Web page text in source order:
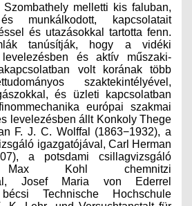
melletti kis faluban,
munkálkodott, kapcsolatait
és utazásokkal tartotta fenn.
tanúsítják, hogy a vidéki
és aktív műszaki-
volt korának több
szaktekintélyével,
és üzleti kapcsolatban
európai szakmai
levelezésben állt Konkoly Thege
F. J. C. Wolffal (1863−1932), a
igazgatójával, Carl Herman
a potsdami csillagvizsgáló
Max Kohl chemnitzi
Josef Maria von Ederrel
Technische Hochschule